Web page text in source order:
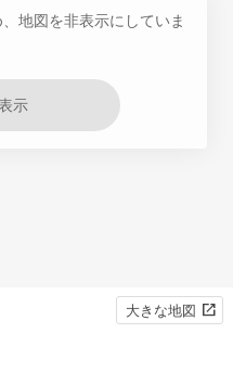
地図を非表示にしていま
示
大きな地図